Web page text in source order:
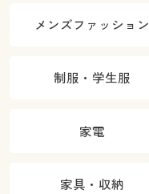
メンズファッション
制服・学生服
家電
家具・収納